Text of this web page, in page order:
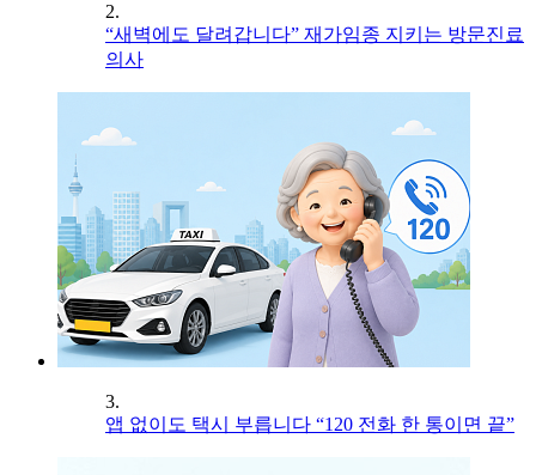
2.
“새벽에도 달려갑니다” 재가임종 지키는 방문진료
의사
3.
앱 없이도 택시 부릅니다 “120 전화 한 통이면 끝”